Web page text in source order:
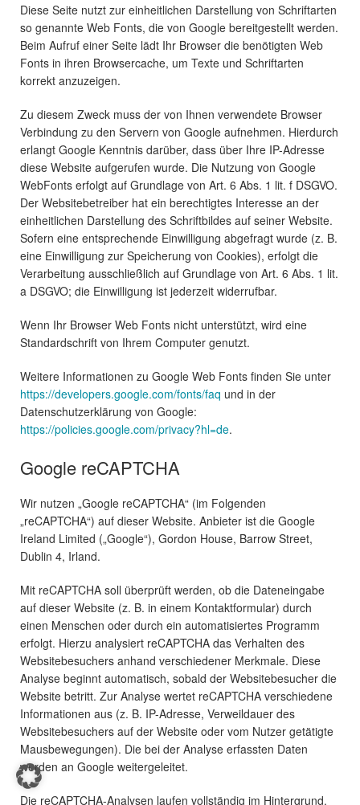
Diese Seite nutzt zur einheitlichen Darstellung von Schriftarten
so genannte Web Fonts, die von Google bereitgestellt werden.
Beim Aufruf einer Seite lädt Ihr Browser die benötigten Web
Fonts in ihren Browsercache, um Texte und Schriftarten
korrekt anzuzeigen.
Zu diesem Zweck muss der von Ihnen verwendete Browser
Verbindung zu den Servern von Google aufnehmen. Hierdurch
erlangt Google Kenntnis darüber, dass über Ihre IP-Adresse
diese Website aufgerufen wurde. Die Nutzung von Google
WebFonts erfolgt auf Grundlage von Art. 6 Abs. 1 lit. f DSGVO.
Der Websitebetreiber hat ein berechtigtes Interesse an der
einheitlichen Darstellung des Schriftbildes auf seiner Website.
Sofern eine entsprechende Einwilligung abgefragt wurde (z. B.
eine Einwilligung zur Speicherung von Cookies), erfolgt die
Verarbeitung ausschließlich auf Grundlage von Art. 6 Abs. 1 lit.
a DSGVO; die Einwilligung ist jederzeit widerrufbar.
Wenn Ihr Browser Web Fonts nicht unterstützt, wird eine
Standardschrift von Ihrem Computer genutzt.
Weitere Informationen zu Google Web Fonts finden Sie unter
https://developers.google.com/fonts/faq und in der
Datenschutzerklärung von Google:
https://policies.google.com/privacy?hl=de.
Google reCAPTCHA
Wir nutzen „Google reCAPTCHA“ (im Folgenden
„reCAPTCHA“) auf dieser Website. Anbieter ist die Google
Ireland Limited („Google“), Gordon House, Barrow Street,
Dublin 4, Irland.
Mit reCAPTCHA soll überprüft werden, ob die Dateneingabe
auf dieser Website (z. B. in einem Kontaktformular) durch
einen Menschen oder durch ein automatisiertes Programm
erfolgt. Hierzu analysiert reCAPTCHA das Verhalten des
Websitebesuchers anhand verschiedener Merkmale. Diese
Analyse beginnt automatisch, sobald der Websitebesucher die
Website betritt. Zur Analyse wertet reCAPTCHA verschiedene
Informationen aus (z. B. IP-Adresse, Verweildauer des
Websitebesuchers auf der Website oder vom Nutzer getätigte
Mausbewegungen). Die bei der Analyse erfassten Daten
werden an Google weitergeleitet.
Die reCAPTCHA-Analysen laufen vollständig im Hintergrund.